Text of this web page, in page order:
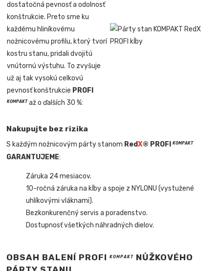
dostatočná pevnosť a odolnosť
konštrukcie. Preto sme ku
každému hliníkovému
nožnicovému profilu, ktorý tvorí
kostru stanu, pridali dvojitú
vnútornú výstuhu. To zvyšuje
už aj tak vysokú celkovú
pevnosť konštrukcie PROFI
KOMPAKTaž o ďalších 30 %:
Nakupujte bez rizika
S každým nožnicovým párty stanom RedX® PROFIKOMPAKT
GARANTUJEME:
Záruka 24 mesiacov.
10-ročná záruka na kĺby a spoje z NYLONU (vystužené
uhlíkovými vláknami).
Bezkonkurenčný servis a poradenstvo.
Dostupnosť všetkých náhradných dielov.
OBSAH BALENÍ PROFIKOMPAKT NŮŽKOVÉHO